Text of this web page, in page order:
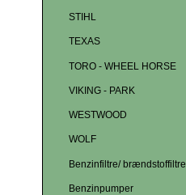
STIHL
TEXAS
TORO - WHEEL HORSE
VIKING - PARK
WESTWOOD
WOLF
Benzinfiltre/ brændstoffiltre
Benzinpumper